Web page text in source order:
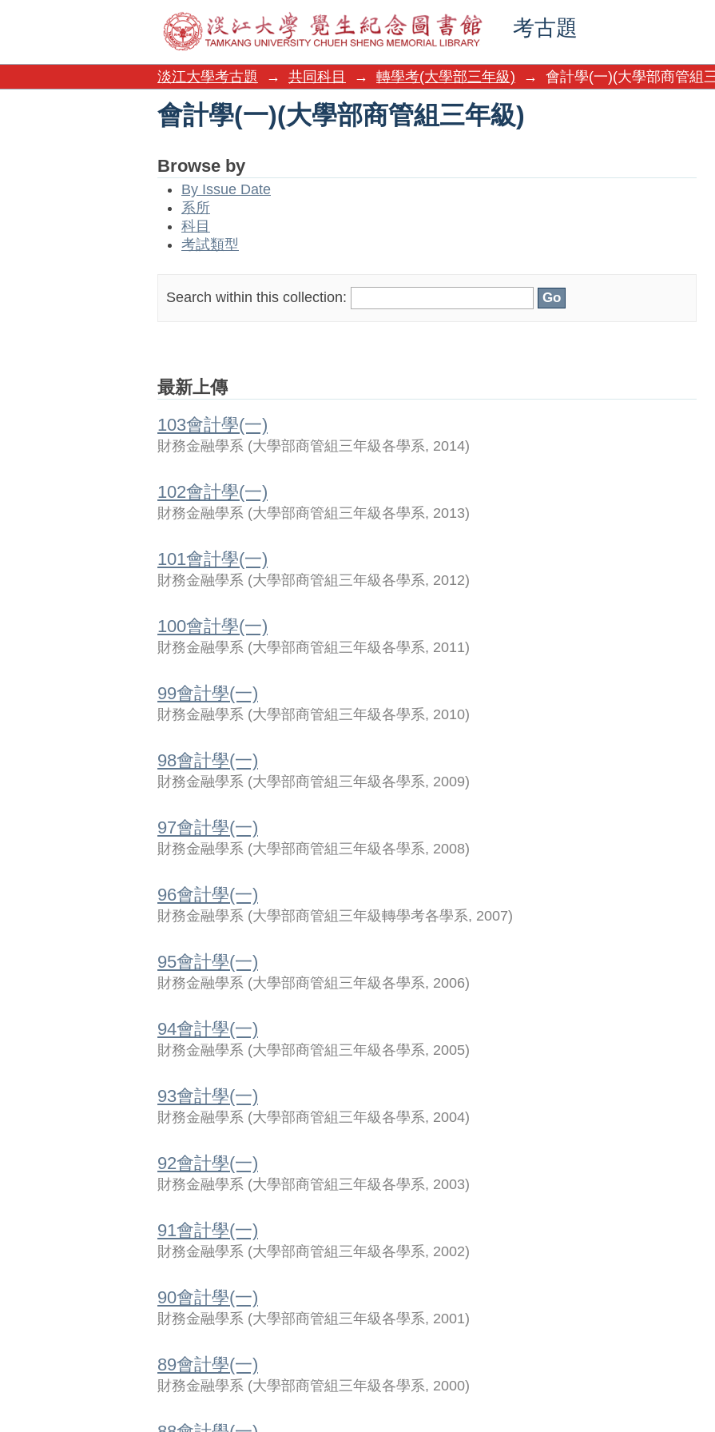
考古題
會計學(一)(大學部商管組三年級)
淡江大學考古題
→ 共同科目 → 轉學考(大學部三年級) → 會計學(一)(大學部商管組
會計學(一)(大學部商管組三年級)
Browse by
By Issue Date
系所
科目
考試類型
Search within this collection:
最新上傳
103會計學(一)
財務金融學系 (大學部商管組三年級各學系, 2014)
102會計學(一)
財務金融學系 (大學部商管組三年級各學系, 2013)
101會計學(一)
財務金融學系 (大學部商管組三年級各學系, 2012)
100會計學(一)
財務金融學系 (大學部商管組三年級各學系, 2011)
99會計學(一)
財務金融學系 (大學部商管組三年級各學系, 2010)
98會計學(一)
財務金融學系 (大學部商管組三年級各學系, 2009)
97會計學(一)
財務金融學系 (大學部商管組三年級各學系, 2008)
96會計學(一)
財務金融學系 (大學部商管組三年級轉學考各學系, 2007)
95會計學(一)
財務金融學系 (大學部商管組三年級各學系, 2006)
94會計學(一)
財務金融學系 (大學部商管組三年級各學系, 2005)
93會計學(一)
財務金融學系 (大學部商管組三年級各學系, 2004)
92會計學(一)
財務金融學系 (大學部商管組三年級各學系, 2003)
91會計學(一)
財務金融學系 (大學部商管組三年級各學系, 2002)
90會計學(一)
財務金融學系 (大學部商管組三年級各學系, 2001)
89會計學(一)
財務金融學系 (大學部商管組三年級各學系, 2000)